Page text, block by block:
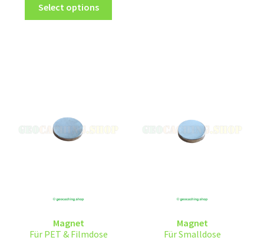
Select options
Magnet
Für PET & Filmdose
Magnet
Für Smalldose